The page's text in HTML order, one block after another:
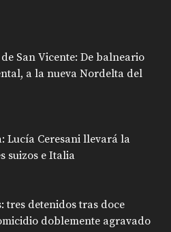
San Vicente: De balneario
a la nueva Nordelta del
Lucía Ceresani llevará la
suizos e Italia
tres detenidos tras doce
doblemente agravado